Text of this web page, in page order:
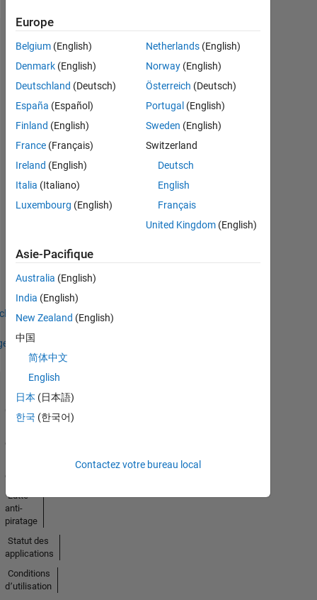
Badges
No
Badges
Earned
Europe
Belgium (English)
Denmark (English)
Deutschland (Deutsch)
España (Español)
Finland (English)
France (Français)
Ireland (English)
Italia (Italiano)
Luxembourg (English)
Netherlands(English)
Norway(English)
Österreich (Deutsch)
Portugal (English)
Sweden (English)
Switzerland
Deutsch
English
Français
United Kingdom(English)
Asie-Pacifique
Australia (English)
India (English)
New Zealand (English)
中国
简体中文
English
日本 (日本語)
한국 (한국어)
Contactez votre bureau local
Trust
Center
déposées
confidentialité
Lutte
anti-
piratage
Statut des
applications
Conditions
d՚utilisation